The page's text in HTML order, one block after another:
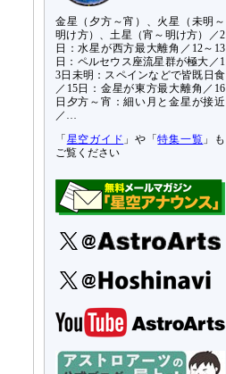
金星（夕方～宵）、火星（未明～
明け方）、土星（宵～明け方）／2
日：水星が西方最大離角／12～13
日：ペルセウス座流星群が極大／1
3日未明：スペインなどで皆既日食
／15日：金星が東方最大離角／16
日夕方～宵：細い月と金星が接近
／…
「 星空ガイド 」や「特集一覧 」も
ご覧ください